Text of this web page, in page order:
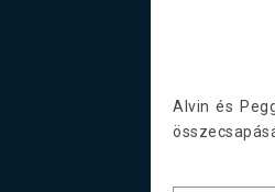
Alvin és